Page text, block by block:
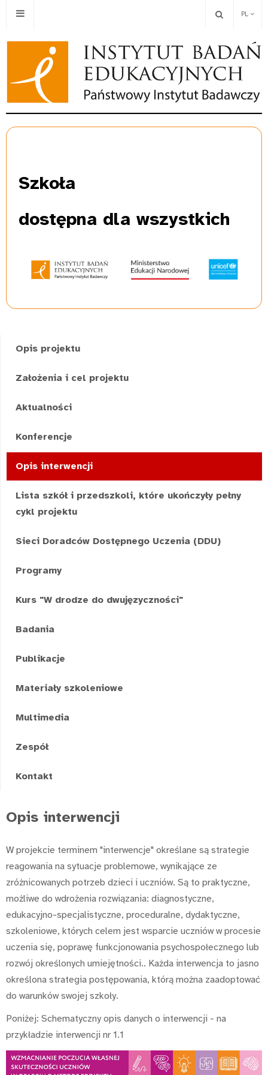
PL
Szkoła
dostępna dla wszystkich
Opis projektu
Założenia i cel projektu
Aktualności
Konferencje
Opis interwencji
Lista szkół i przedszkoli, które ukończyły pełny
cykl projektu
Sieci Doradców Dostępnego Uczenia (DDU)
Programy
Kurs "W drodze do dwujęzyczności"
Badania
Publikacje
Materiały szkoleniowe
Multimedia
Zespół
Kontakt
Opis interwencji
W projekcie terminem "interwencje" określane są strategie
reagowania na sytuacje problemowe, wynikające ze
zróżnicowanych potrzeb dzieci i uczniów. Są to praktyczne,
możliwe do wdrożenia rozwiązania: diagnostyczne,
edukacyjno-specjalistyczne, proceduralne, dydaktyczne,
szkoleniowe, których celem jest wsparcie uczniów w procesie
uczenia się, poprawę funkcjonowania psychospołecznego lub
rozwój określonych umiejętności.. Każda interwencja to jasno
określona strategia postępowania, którą można zaadoptować
do warunków swojej szkoły.
Poniżej: Schematyczny opis danych o interwencji - na
przykładzie interwencji nr 1.1